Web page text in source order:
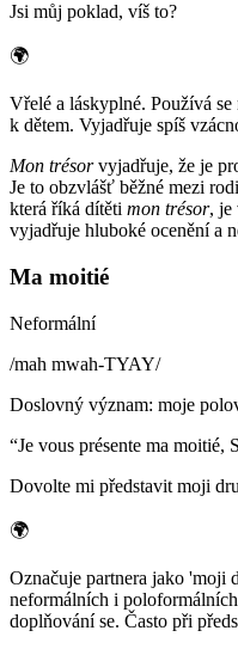
Jsi můj poklad, víš to?
🌍
Vřelé a láskyplné. Používá
k dětem. Vyjadřuje spíš
Mon trésorvyjadřuje, že je
Je to obzvlášť běžné mezi
která říká dítěti mon trésor, je
vyjadřuje hluboké ocenění a
Ma moitié
Neformální
/mah mwah-TYAY/
Doslovný význam: moje
“Je vous présente ma moitié,
Dovolte mi představit moji
🌍
Označuje partnera jako 'moji
neformálních i
doplňování se. Často při